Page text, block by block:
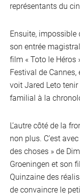
représentants du
Ensuite, impossible
son entrée
film « Toto le Héros
Festival de Cannes,
voit Jared Leto
familial à la
L’autre côté de la
non plus. C’est
des choses » de
Groeningen et son
Quinzaine des
de convaincre le